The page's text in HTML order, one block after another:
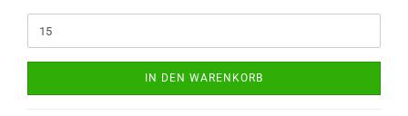
IN DEN WARENKORB